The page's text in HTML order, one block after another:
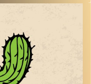
וסינגלים מתוך
סינגל מהאלבום
ומתוך אלבום
מתוך האלבומים
מתן אסיג ודויד